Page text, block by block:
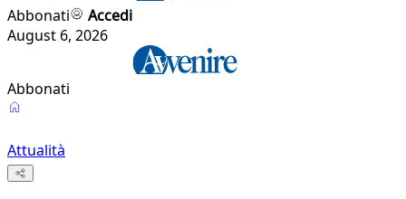
Abbonati
Accedi
August 6, 2026
Abbonati
Attualità